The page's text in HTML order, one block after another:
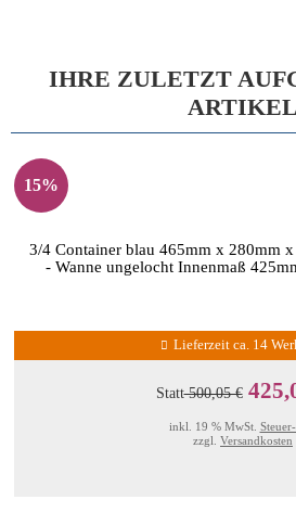
IHRE ZULETZT
ARTIKEL
15%
3/4 Container blau 465mm x 280mm
- Wanne ungelocht Innenmaß
Lieferzeit ca. 14
Statt500,05 €
inkl. 19 % MwSt.
zzgl. Versandkosten